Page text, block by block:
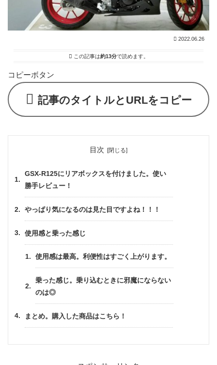
2022.06.26
この記事は約13分で読めます。
コピーボタン
記事のタイトルとURLをコピー
目次
GSX-R125にリアボックスを付けました。使い
勝手レビュー！
やっぱり気になるのは見た目ですよね！！！
使用感と乗った感じ
使用感は最高。利便性はすごく上がります。
乗った感じ。乗り込むときに邪魔にならない
のは◎
まとめ。購入した商品はこちら！